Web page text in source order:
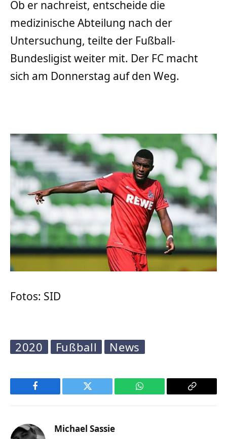
Ob er nachreist, entscheide die
medizinische Abteilung nach der
Untersuchung, teilte der Fußball-
Bundesligist weiter mit. Der FC macht
sich am Donnerstag auf den Weg.
Fotos: SID
2020 Fußball News
Facebook Twitter WhatsApp
Copy
Michael Sassie